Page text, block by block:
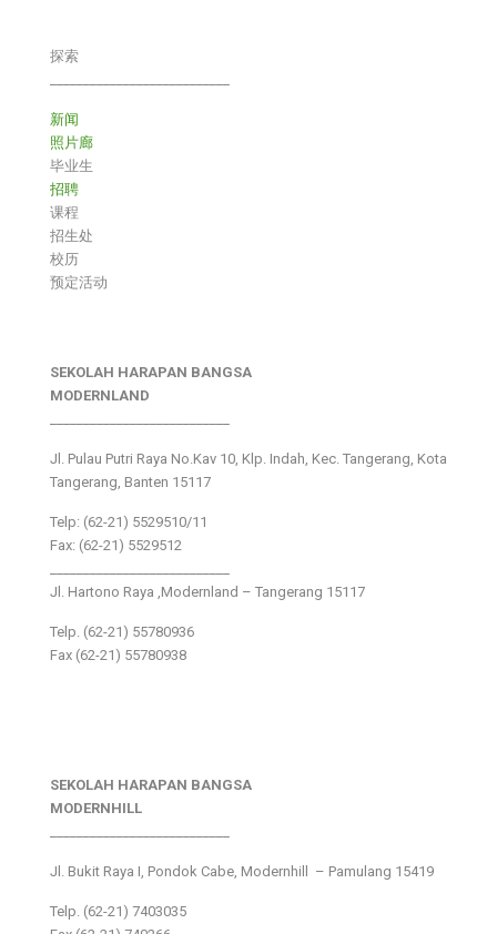
探索
新闻
照片廊
毕业生
招聘
课程
招生处
校历
预定活动
SEKOLAH HARAPAN BANGSA
MODERNLAND
Jl. Pulau Putri Raya No.Kav 10, Klp. Indah, Kec. Tangerang, Kota
Tangerang, Banten 15117
Telp: (62-21) 5529510/11
Fax: (62-21) 5529512
Jl. Hartono Raya ,Modernland – Tangerang 15117
Telp. (62-21) 55780936
Fax (62-21) 55780938
SEKOLAH HARAPAN BANGSA
MODERNHILL
Jl. Bukit Raya I, Pondok Cabe, Modernhill – Pamulang 15419
Telp. (62-21) 7403035